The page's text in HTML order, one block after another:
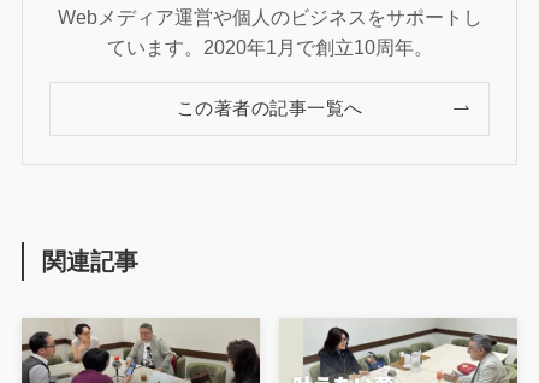
Webメディア運営や個人のビジネスをサポートし
ています。2020年1月で創立10周年。
この著者の記事一覧へ
関連記事